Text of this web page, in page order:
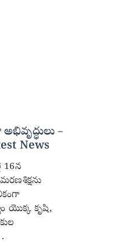
–
News
16న
యొక్క కృషి,